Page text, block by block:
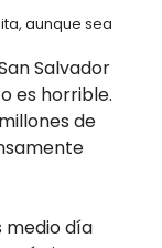
aunque sea
Salvador
es horrible.
de
medio día